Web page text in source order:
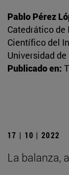
Pablo Pérez
Catedrático
Científico del
Universidad de
Publicado en:
17 | 10 | 2022
La balanza,